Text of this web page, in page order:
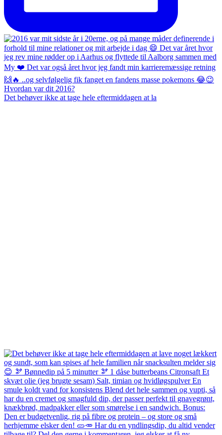
Det behøver ikke at tage hele eftermiddagen at la